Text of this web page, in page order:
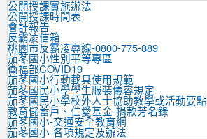
公開授課實施辦法
公開授課時間表
會計報告
反霸凌信箱
桃園市反霸凌專線-0800-775-889
茄苳國小性別平等專區
衛福部COVID19
茄苳國小行動載具使用規範
茄苳國民小學學生服裝儀容規定
茄苳國民小學校外人士協助教學或活動要點
教育儲蓄戶、仁愛基金-捐款芳名錄
茄苳國小-交通安全教育網
茄苳國小-各項規定及辦法